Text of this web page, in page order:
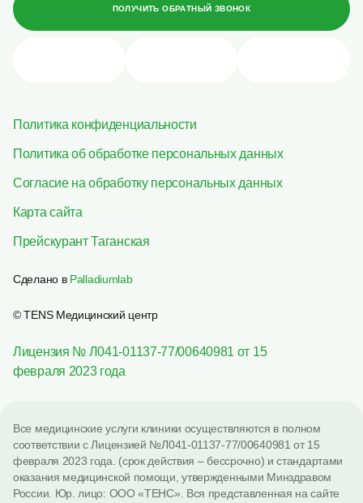
ПОЛУЧИТЬ ОБРАТНЫЙ ЗВОНОК
© TENS Медицинский центр
Лицензия № Л041-01137-77/00640981 от 15
февраля 2023 года
Политика конфиденциальности
Политика об обработке персональных данных
Согласие на обработку персональных данных
Карта сайта
Прейскурант Таганская
Сделано в Palladiumlab
Все медицинские услуги клиники осуществляются в полном
соответствии с Лицензией №Л041-01137-77/00640981 от 15
февраля 2023 года. (срок действия – бессрочно) и стандартами
оказания медицинской помощи, утвержденными Минздравом
России. Юр. лицо: ООО «ТЕНС». Вся представленная на сайте